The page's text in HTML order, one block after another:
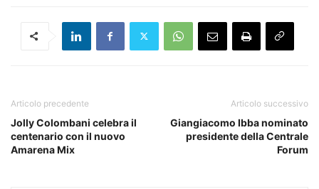
Articolo precedente
Jolly Colombani celebra il
centenario con il nuovo
Amarena Mix
Articolo successivo
Giangiacomo Ibba nominato
presidente della Centrale
Forum